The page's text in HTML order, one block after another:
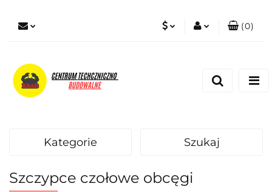
(0)
Kategorie Szukaj
Szczypce czołowe obcęgi